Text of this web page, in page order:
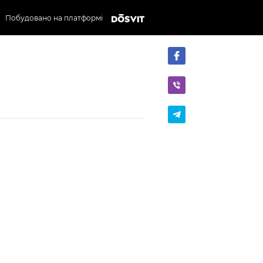
Побудовано на платформі